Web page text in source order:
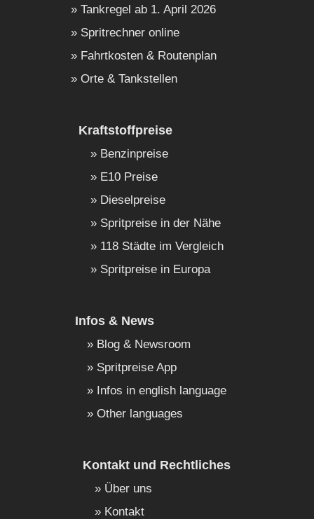
Tankregel ab 1. April 2026
Spritrechner online
Fahrtkosten & Routenplan
Orte & Tankstellen
Kraftstoffpreise
Benzinpreise
E10 Preise
Dieselpreise
Spritpreise in der Nähe
118 Städte im Vergleich
Spritpreise in Europa
Infos & News
Blog & Newsroom
Spritpreise App
Infos in english language
Other languages
Kontakt und Rechtliches
Über uns
Kontakt